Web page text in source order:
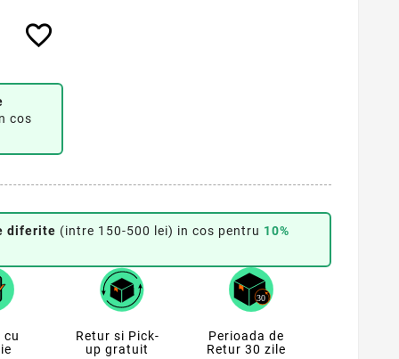
favorite_border
cos
diferite (intre 150-500 lei) in cos pentru 10%
cu
Retur si Pick-
up gratuit
Perioada de
Retur 30 zile